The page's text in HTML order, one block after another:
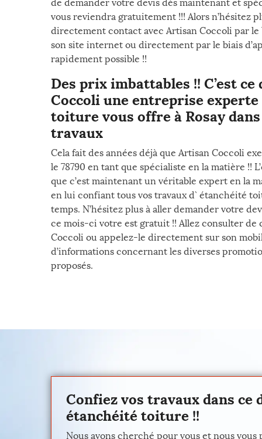
de demander votre devis dès maintenant et
vous reviendra gratuitement !!! Alors n’hésitez
directement contact avec Artisan Coccoli par
son site internet ou directement par le biais
rapidement possible !!
Des prix imbattables !! C’est
Coccoli une entreprise
toiture vous offre à Rosay
travaux
Cela fait des années déjà que Artisan Coccoli
le 78790 en tant que spécialiste en la matière !!
que c’est maintenant un véritable expert en la
en lui confiant tous vos travaux d` étanchéité
temps. N’hésitez plus à aller demander votre
ce mois-ci votre est gratuit !! Allez consulter de
Coccoli ou appelez-le directement sur son
d’informations concernant les diverses
proposés.
Confiez vos travaux dans ce
étanchéité toiture !!
Nous avons cherché pour vous et nous